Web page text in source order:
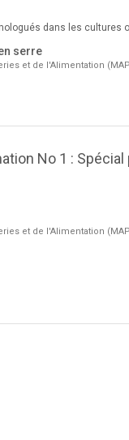
dans les cultures
serre
et de l'Alimentation
No 1 :
et de l'Alimentation